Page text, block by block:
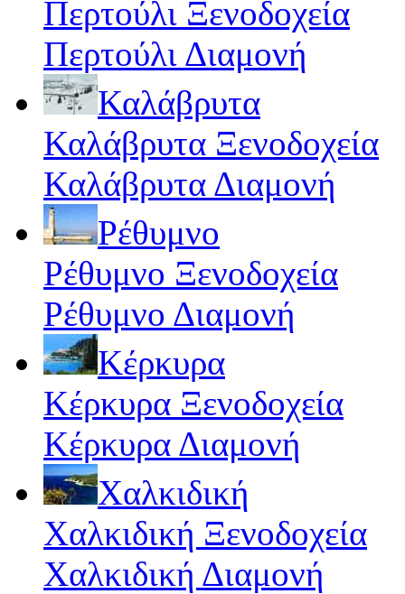
Περτούλι Ξενοδοχεία
Περτούλι Διαμονή
Καλάβρυτα
Καλάβρυτα Ξενοδοχεία
Καλάβρυτα Διαμονή
Ρέθυμνο
Ρέθυμνο Ξενοδοχεία
Ρέθυμνο Διαμονή
Κέρκυρα
Κέρκυρα Ξενοδοχεία
Κέρκυρα Διαμονή
Χαλκιδική
Χαλκιδική Ξενοδοχεία
Χαλκιδική Διαμονή